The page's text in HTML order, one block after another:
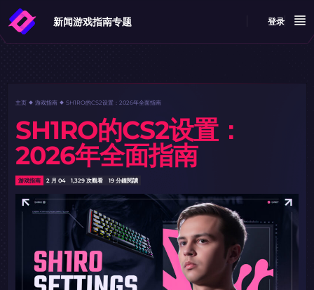
新闻游戏指南专题 登录
主页 游戏指南 ​​SH1RO的CS2设置：2026年全面指南
​​SH1RO的CS2设置：
2026年全面指南
游戏指南 2 月 04 1,329 次觀看 19 分鐘閱讀